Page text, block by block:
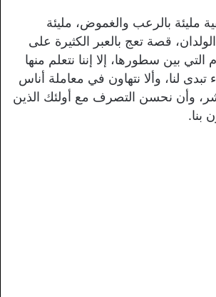
مليئة بالرعب والغموض، مليئة
قصة تعج بالعبر الكثيرة على
التي بين سطورها، إلا إننا نتعلم منها
تبدى لنا، وألا نتهاون في معاملة أناس
وأن نحسن التصرف مع أولئك الذين
بنا.